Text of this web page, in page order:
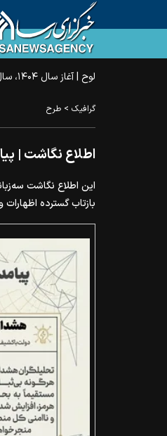
لوح | آغاز سال ۱۴۰۴، سال سرمایه‌گذاری برای تولید گرامی باد
گرافیک > طرح
اطلاع نگاشت |
این اطلاع نگاشت
بازتاب گسترده